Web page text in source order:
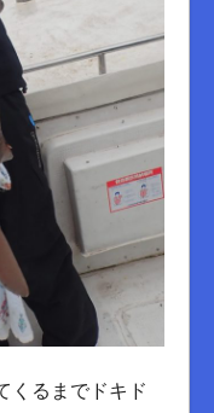
くるまでドキド